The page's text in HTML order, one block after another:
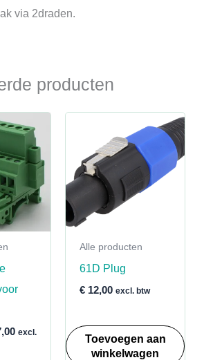
via 2draden.
producten
Prijsklasse:
excl.
Alle producten
61D Plug
€12,00 excl. btw
Toevoegen aan
winkelwagen